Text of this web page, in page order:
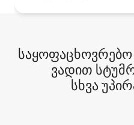
ვადით
სხვა